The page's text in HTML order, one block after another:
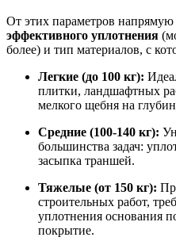
От этих параметров напрямую
эффективного уплотнения
более) и тип материалов, с
Легкие (до 100 кг):
плитки, ландшафтных
мелкого щебня на
Средние (100-140 кг):
большинства задач:
засыпка траншей.
Тяжелые (от 150 кг):
строительных работ,
уплотнения основания
покрытие.